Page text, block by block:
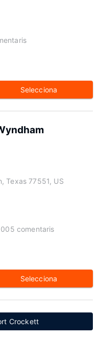
Selecciona
Texas 77551, US
comentaris
Selecciona
Crockett